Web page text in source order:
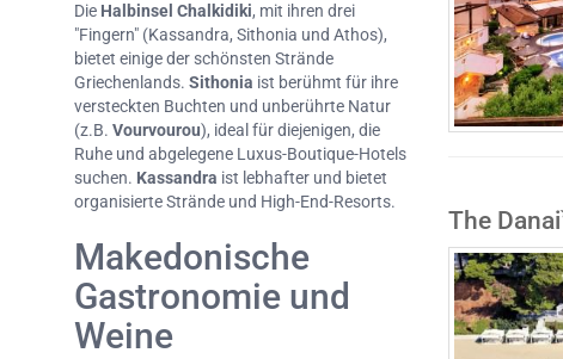
Die Halbinsel Chalkidiki, mit ihren drei
"Fingern" (Kassandra, Sithonia und Athos),
bietet einige der schönsten Strände
Griechenlands. Sithonia ist berühmt für ihre
versteckten Buchten und unberührte Natur
(z.B. Vourvourou), ideal für diejenigen, die
Ruhe und abgelegene Luxus-Boutique-Hotels
suchen. Kassandra ist lebhafter und bietet
organisierte Strände und High-End-Resorts.
Makedonische
Gastronomie und
Weine
The Danai